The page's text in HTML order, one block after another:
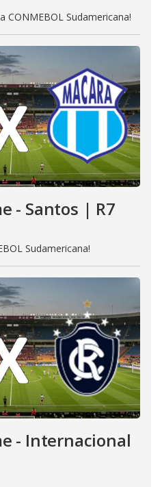
CONMEBOL Sudamericana!
- Santos | R7
Sudamericana!
- Internacional